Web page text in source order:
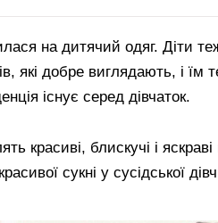
на дитячий одяг. Діти
які добре виглядають, і їм
існує серед дівчаток.
красиві, блискучі і
сукні у сусідської